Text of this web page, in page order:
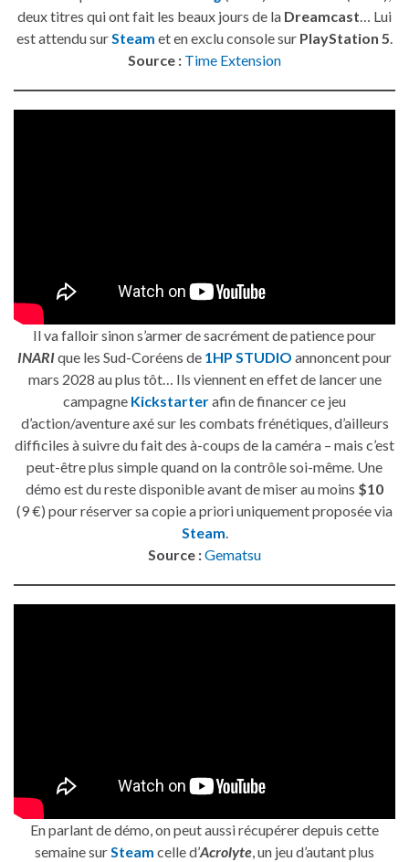
deux titres qui ont fait les beaux jours de la Dreamcast… Lui
est attendu surSteam et en exclu console sur PlayStation 5.
Source : Time Extension
Il va falloir sinon s’armer de sacrément de patience pour
INARIque les Sud-Coréens de 1HP STUDIO annoncent pour
mars 2028 au plus tôt… Ils viennent en effet de lancer une
campagne Kickstarterafin de financer ce jeu
d’action/aventure axé sur les combats frénétiques, d’ailleurs
difficiles à suivre du fait des à-coups de la caméra – mais c’est
peut-être plus simple quand on la contrôle soi-même. Une
démo est du reste disponible avant de miser au moins $10
(9 €) pour réserver sa copie a priori uniquement proposée via
Steam.
Source :Gematsu
En parlant de démo, on peut aussi récupérer depuis cette
semaine surSteam celle d’Acrolyte, un jeu d’autant plus